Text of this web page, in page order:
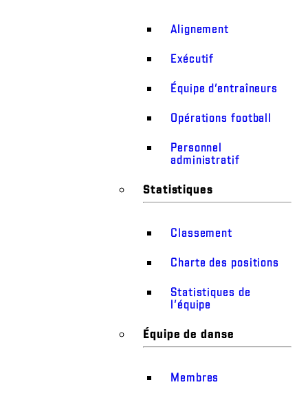
Alignement
Exécutif
Équipe d’entraîneurs
Opérations football
Personnel
administratif
Statistiques
Classement
Charte des positions
Statistiques de
l’équipe
Équipe de danse
Membres